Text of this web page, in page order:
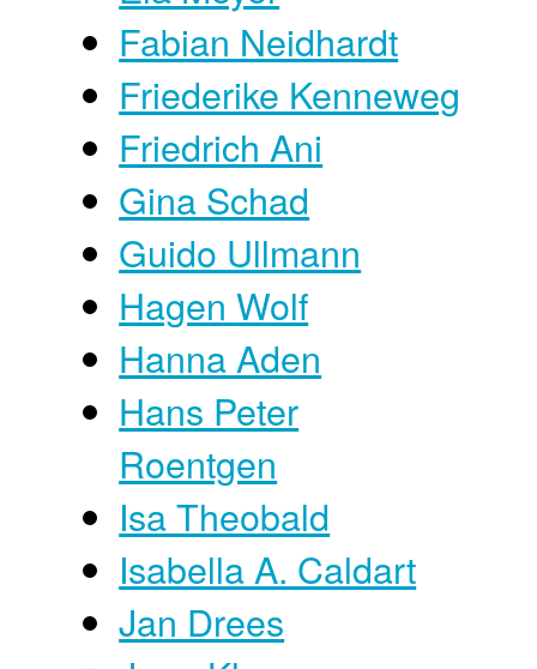
Fabian Neidhardt
Friederike Kenneweg
Friedrich Ani
Gina Schad
Guido Ullmann
Hagen Wolf
Hanna Aden
Hans Peter
Roentgen
Isa Theobald
Isabella A. Caldart
Jan Drees